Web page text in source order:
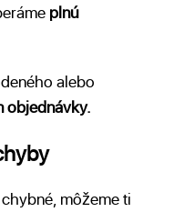
plnú
alebo
objednávky.
môžeme ti